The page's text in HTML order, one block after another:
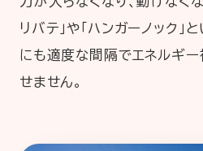
リバテ」や「ハンガーノック
にも適度な間隔でエネルギ
せません。